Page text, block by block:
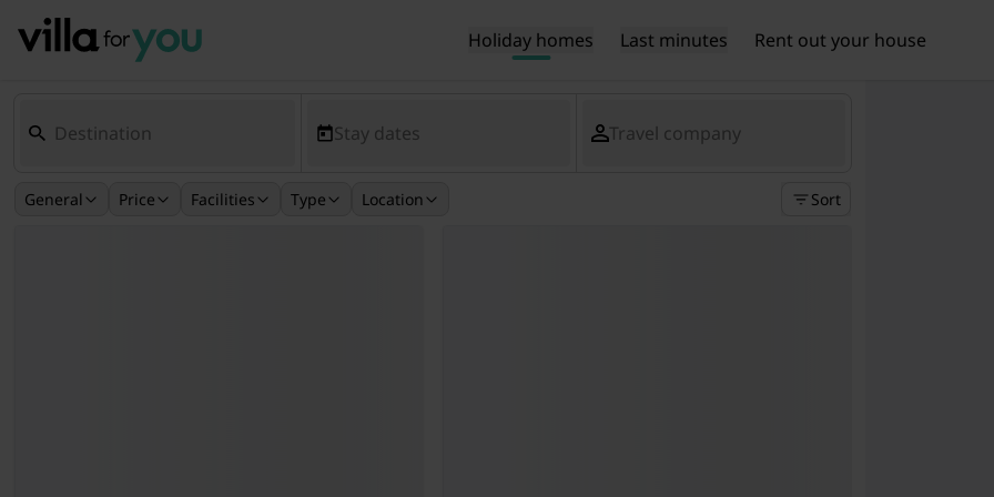
Holiday homes Last minutes Rent out your house
Stay dates Travel company
General Price Facilities Type Location Sort